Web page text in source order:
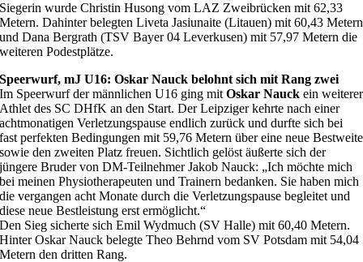
Siegerin wurde Christin Husong vom LAZ Zweibrücken mit 62,33
Metern. Dahinter belegten Liveta Jasiunaite (Litauen) mit 60,43 Metern
und Dana Bergrath (TSV Bayer 04 Leverkusen) mit 57,97 Metern die
weiteren Podestplätze.
Speerwurf, mJ U16: Oskar Nauck belohnt sich mit Rang zwei
Im Speerwurf der männlichen U16 ging mitOskar Nauck ein weiterer
Athlet des SC DHfK an den Start. Der Leipziger kehrte nach einer
achtmonatigen Verletzungspause endlich zurück und durfte sich bei
fast perfekten Bedingungen mit 59,76 Metern über eine neue Bestweite
sowie den zweiten Platz freuen. Sichtlich gelöst äußerte sich der
jüngere Bruder von DM-Teilnehmer Jakob Nauck: „Ich möchte mich
bei meinen Physiotherapeuten und Trainern bedanken. Sie haben mich
die vergangen acht Monate durch die Verletzungspause begleitet und
diese neue Bestleistung erst ermöglicht.“
Den Sieg sicherte sich Emil Wydmuch (SV Halle) mit 60,40 Metern.
Hinter Oskar Nauck belegte Theo Behrnd vom SV Potsdam mit 54,04
Metern den dritten Rang.